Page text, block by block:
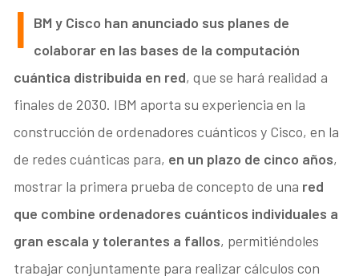
I BM y Cisco han anunciado sus planes de
colaborar en las bases de la computación
cuántica distribuida en red, que se hará realidad a
finales de 2030. IBM aporta su experiencia en la
construcción de ordenadores cuánticos y Cisco, en la
de redes cuánticas para, en un plazo de cinco años,
mostrar la primera prueba de concepto de una red
que combine ordenadores cuánticos individuales a
gran escala y tolerantes a fallos, permitiéndoles
trabajar conjuntamente para realizar cálculos con